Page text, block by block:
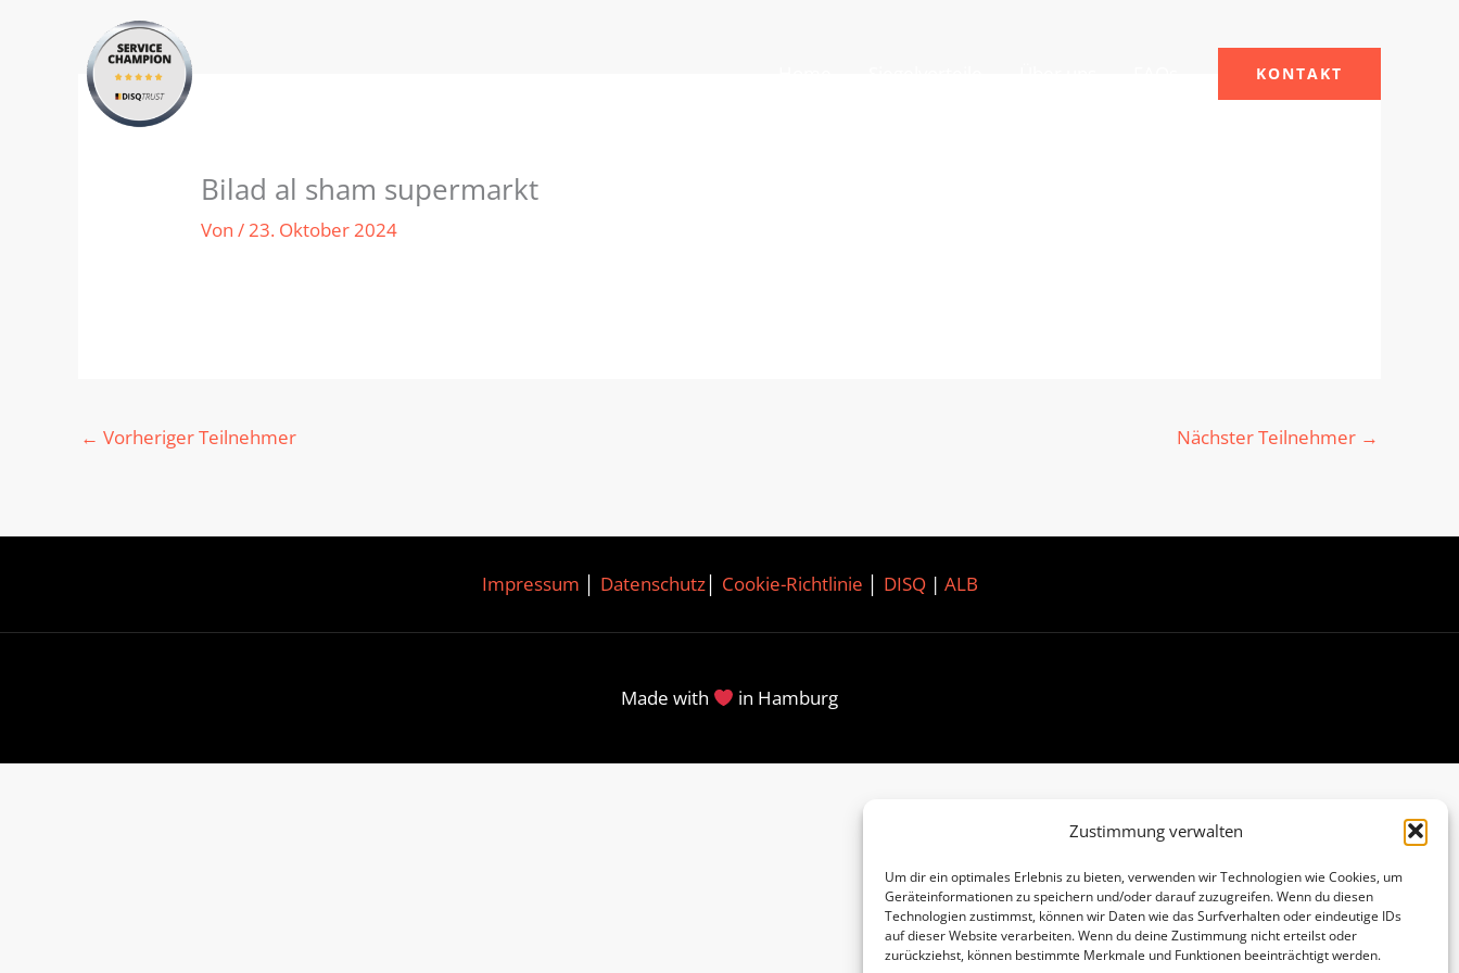
Zustimmung verwalten
Um dir ein optimales Erlebnis zu bieten, verwenden wir Technologien wie Cookies, um
Geräteinformationen zu speichern und/oder darauf zuzugreifen. Wenn du diesen
Technologien zustimmst, können wir Daten wie das Surfverhalten oder eindeutige IDs
auf dieser Website verarbeiten. Wenn du deine Zustimmung nicht erteilst oder
zurückziehst, können bestimmte Merkmale und Funktionen beeinträchtigt werden.
KONTAKT
Bilad al sham supermarkt
Von/23. Oktober 2024
← Vorheriger Teilnehmer Nächster Teilnehmer →
Impressum Datenschutz│ Cookie-Richtlinie DISQ| ALB
Made with in Hamburg